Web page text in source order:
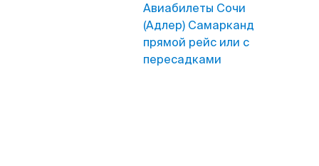
Авиабилеты Сочи
(Адлер) Самарканд
прямой рейс или с
пересадками